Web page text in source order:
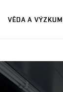
VĚDA A VÝZKUM